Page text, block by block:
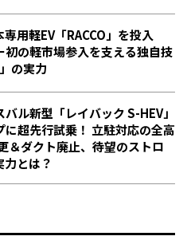
専用軽EV「RACCO」を投入
初の軽市場参入を支える独自技
の実力
バル新型「レイバック S-HEV」
に超先行試乗！ 立駐対応の全高
＆ダクト廃止、待望のストロ
力とは？